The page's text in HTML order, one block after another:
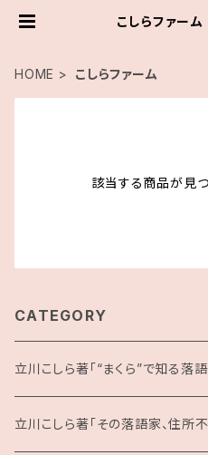
こしらファー
HOME こしらファーム
該当する商品が見つ
CATEGORY
立川こしら著「“まくら”で知る落
立川こしら著「その落語家、住所不